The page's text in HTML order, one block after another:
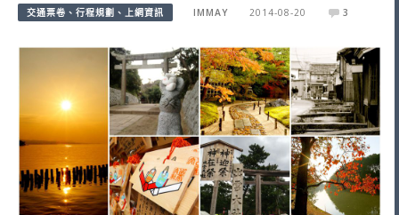
交通票卷、行程規劃、上網資訊 IMMAY 2014-08-20 3